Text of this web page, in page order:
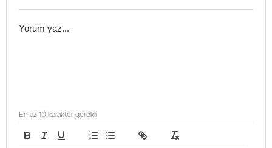
En az 10 karakter gerekli